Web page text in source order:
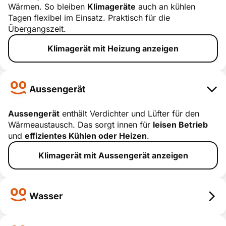
Heizung
smart erklärt
Wärmen. So bleiben Klimageräte auch an kühlen
Tagen flexibel im Einsatz. Praktisch für die
Übergangszeit.
Klimagerät mit Heizung anzeigen
Aussengerät
Aussengerä
smart erklärt
Aussengerät enthält Verdichter und Lüfter für den
Wärmeaustausch. Das sorgt innen für leisen Betrieb
und effizientes Kühlen oder Heizen.
Klimagerät mit Aussengerät anzeigen
Wasser